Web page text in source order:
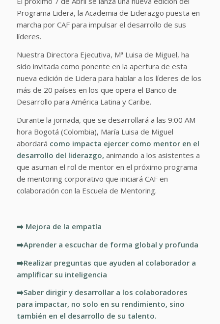
Programa Lidera, la Academia de Liderazgo puesta en
marcha por CAF para impulsar el desarrollo de sus
líderes.
Nuestra Directora Ejecutiva, Mª Luisa de Miguel, ha
sido invitada como ponente en la apertura de esta
nueva edición de Lidera para hablar a los líderes de los
más de 20 países en los que opera el Banco de
Desarrollo para América Latina y Caribe.
Durante la jornada, que se desarrollará a las 9:00 AM
hora Bogotá (Colombia), María Luisa de Miguel
abordará como impacta ejercer como mentor en el
desarrollo del liderazgo, animando a los asistentes a
que asuman el rol de mentor en el próximo programa
de mentoring corporativo que iniciará CAF en
colaboración con la Escuela de Mentoring.
➡️ Mejora de la empatía
➡️Aprender a escuchar de forma global y profunda
➡️Realizar preguntas que ayuden al colaborador a
amplificar su inteligencia
➡️Saber dirigir y desarrollar a los colaboradores
para impactar, no solo en su rendimiento, sino
también en el desarrollo de su talento.